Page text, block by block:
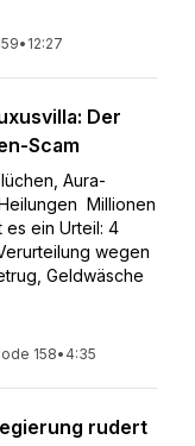
• 12:27
Der
Scam
Aura-
Millionen
ein Urteil: 4
wegen
Geldwäsche
158• 4:35
rudert